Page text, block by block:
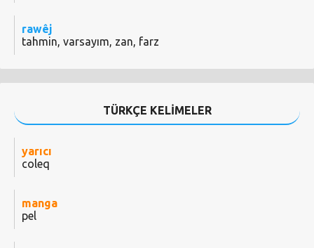
rawêj
tahmin, varsayım, zan, farz
TÜRKÇE KELİMELER
yarıcı
coleq
manga
pel